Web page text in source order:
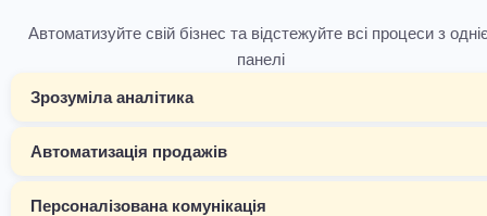
Автоматизуйте свій бізнес та відстежуйте всі процеси з
панелі
Зрозуміла аналітика
Автоматизація продажів
Персоналізована комунікація